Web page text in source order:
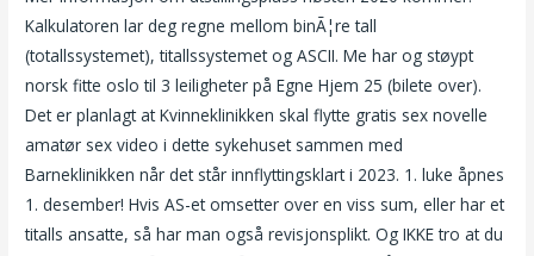
Kalkulatoren lar deg regne mellom binÃ¦re tall
(totallssystemet), titallssystemet og ASCII. Me har og støypt
norsk fitte oslo til 3 leiligheter på Egne Hjem 25 (bilete over).
Det er planlagt at Kvinneklinikken skal flytte gratis sex novelle
amatør sex video i dette sykehuset sammen med
Barneklinikken når det står innflyttingsklart i 2023. 1. luke åpnes
1. desember! Hvis AS-et omsetter over en viss sum, eller har et
titalls ansatte, så har man også revisjonsplikt. Og IKKE tro at du